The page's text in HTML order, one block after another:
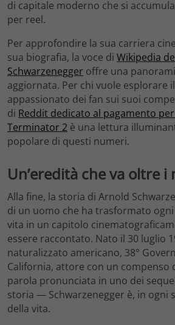
di capitale moderno che si
per reel.
Per approfondire la sua carriera
sua biografia, la voce di Wikipedia
Schwarzenegger offre una
aggiornata. Per chi vuole esplorare
appassionato dei fan sui suoi
di Reddit dedicato al pagamento
Terminator 2 è una lettura
popolare di questi numeri.
Un’eredità che va oltre i
Alla fine, la storia di Arnold
di un uomo che ha trasformato
vita in un capitolo
essere raccontato. Nato il 30 luglio
naturalizzato americano, 38°
California, attore con un compenso
parola pronunciata in uno dei
storia — Schwarzenegger è, in ogni
della vita.